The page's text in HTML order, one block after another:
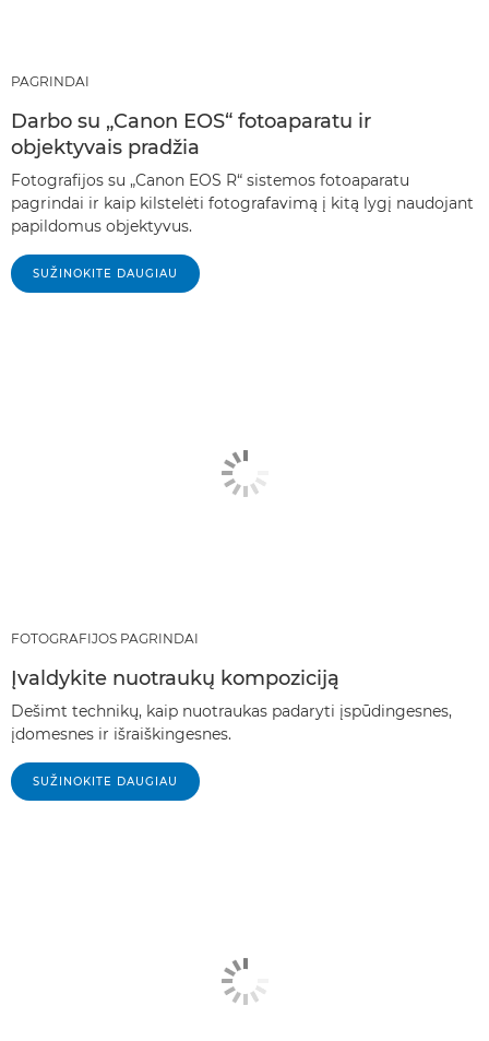
PAGRINDAI
Darbo su „Canon EOS“ fotoaparatu ir
objektyvais pradžia
Fotografijos su „Canon EOS R“ sistemos fotoaparatu
pagrindai ir kaip kilstelėti fotografavimą į kitą lygį naudojant
papildomus objektyvus.
SUŽINOKITE DAUGIAU
FOTOGRAFIJOS PAGRINDAI
Įvaldykite nuotraukų kompoziciją
Dešimt technikų, kaip nuotraukas padaryti įspūdingesnes,
įdomesnes ir išraiškingesnes.
SUŽINOKITE DAUGIAU